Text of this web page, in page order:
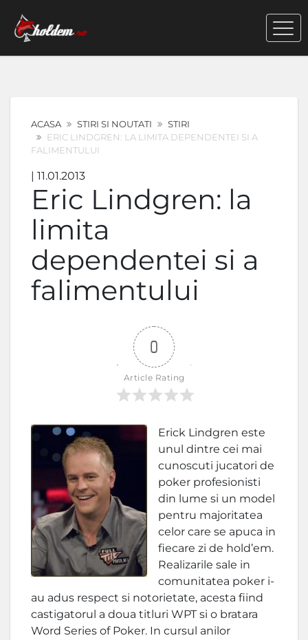
ACASA STIRI SI NOUTATI
STIRI
ERIC LINDGREN: LA LIMITA DEPENDENTEI SI A
FALIMENTULUI
| 11.01.2013
Eric Lindgren: la
limita
dependentei si a
falimentului
0
Article Rating
Erick Lindgren este
unul dintre cei mai
cunoscuti jucatori de
poker profesionisti
din lume si un model
pentru majoritatea
celor care se apuca in
fiecare zi de hold’em.
Realizarile sale in
comunitatea poker i-
au adus respect si notorietate, acesta fiind
castigatorul a doua titluri WPT si o bratara
Word Series of Poker. In cursul anilor